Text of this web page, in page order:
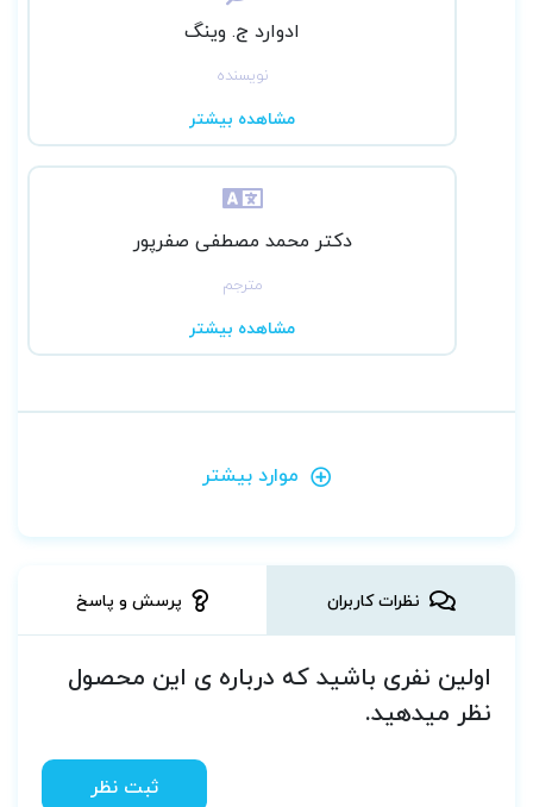
ادوارد ج. وینگ
نویسنده
مشاهده بیشتر
دکتر محمد مصطفی صفرپور
مترجم
مشاهده بیشتر
موارد بیشتر
نظرات کاربران پرسش و پاسخ
اولین نفری باشید که درباره ی این محصول
نظر میدهید.
ثبت نظر